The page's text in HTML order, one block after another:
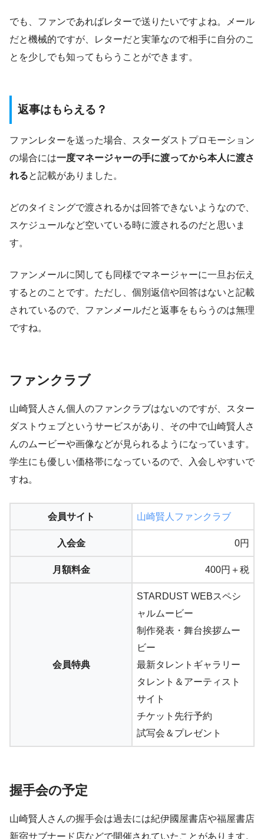
でも、ファンであればレターで送りたいですよね。メール
だと機械的ですが、レターだと実筆なので相手に自分のこ
とを少しでも知ってもらうことができます。
返事はもらえる？
ファンレターを送った場合、スターダストプロモーション
の場合には一度マネージャーの手に渡ってから本人に渡さ
れると記載がありました。
どのタイミングで渡されるかは回答できないようなので、
スケジュールなど空いている時に渡されるのだと思いま
す。
ファンメールに関しても同様でマネージャーに一旦お伝え
するとのことです。ただし、個別返信や回答はないと記載
されているので、ファンメールだと返事をもらうのは無理
ですね。
ファンクラブ
山崎賢人さん個人のファンクラブはないのですが、スター
ダストウェブというサービスがあり、その中で山崎賢人さ
んのムービーや画像などが見られるようになっています。
学生にも優しい価格帯になっているので、入会しやすいで
すね。
会員サイト 山崎賢人ファンクラブ
入会金 0円
月額料金 400円＋税
会員特典
STARDUST WEBスペシ
ャルムービー
制作発表・舞台挨拶ムー
ビー
最新タレントギャラリー
タレント＆アーティスト
サイト
チケット先行予約
試写会＆プレゼント
握手会の予定
山崎賢人さんの握手会は過去には紀伊國屋書店や福屋書店
新宿サブナード店などで開催されていたことがあります。